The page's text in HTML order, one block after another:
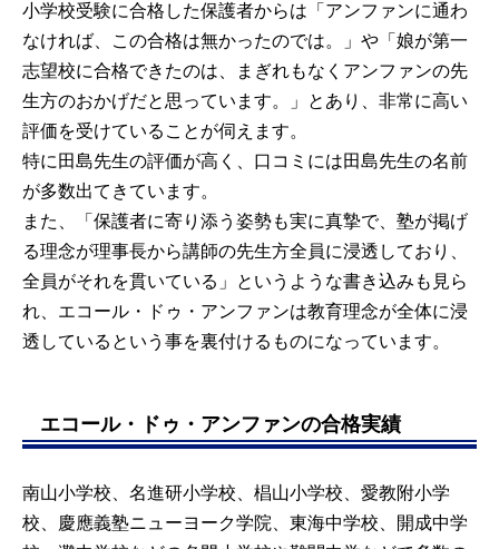
小学校受験に合格した保護者からは「アンファンに通わ
なければ、この合格は無かったのでは。」や「娘が第一
志望校に合格できたのは、まぎれもなくアンファンの先
生方のおかげだと思っています。」とあり、非常に高い
評価を受けていることが伺えます。
特に田島先生の評価が高く、口コミには田島先生の名前
が多数出てきています。
また、「保護者に寄り添う姿勢も実に真摯で、塾が掲げ
る理念が理事長から講師の先生方全員に浸透しており、
全員がそれを貫いている」というような書き込みも見ら
れ、エコール・ドゥ・アンファンは教育理念が全体に浸
透しているという事を裏付けるものになっています。
エコール・ドゥ・アンファンの合格実績
南山小学校、名進研小学校、椙山小学校、愛教附小学
校、慶應義塾ニューヨーク学院、東海中学校、開成中学